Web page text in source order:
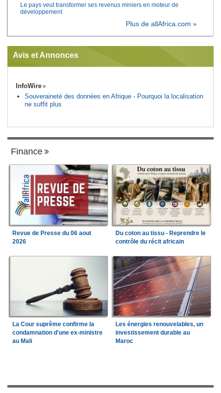
Le pays veut transformer ses revenus miniers en moteur de
développement
Plus de allAfrica.com »
Avis et Annonces
InfoWire
Souveraineté des données en Afrique - Pourquoi la localisation
ne suffit plus
Finance
Revue de Presse du 06 aout
2026
Du coton au tissu - Reprendre le
contrôle du récit africain
La Cour suprême confirme la
condamnation d'une ex-ministre
au Mali
Les énergies renouvelables, un
investissement durable au
Maroc